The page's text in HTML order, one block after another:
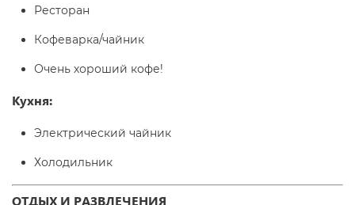
Ресторан
Кофеварка/чайник
Очень хороший кофе!
Кухня:
Электрический чайник
Холодильник
ОТДЫХ И РАЗВЛЕЧЕНИЯ